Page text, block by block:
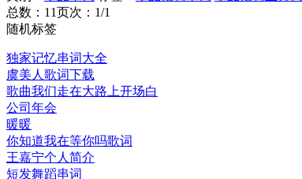
总数：1 1页次：1/1
随机标签
独家记忆串词大全
虞美人歌词下载
歌曲我们走在大路上开场白
公司年会
暖暖
你知道我在等你吗歌词
王嘉宁个人简介
短发舞蹈串词